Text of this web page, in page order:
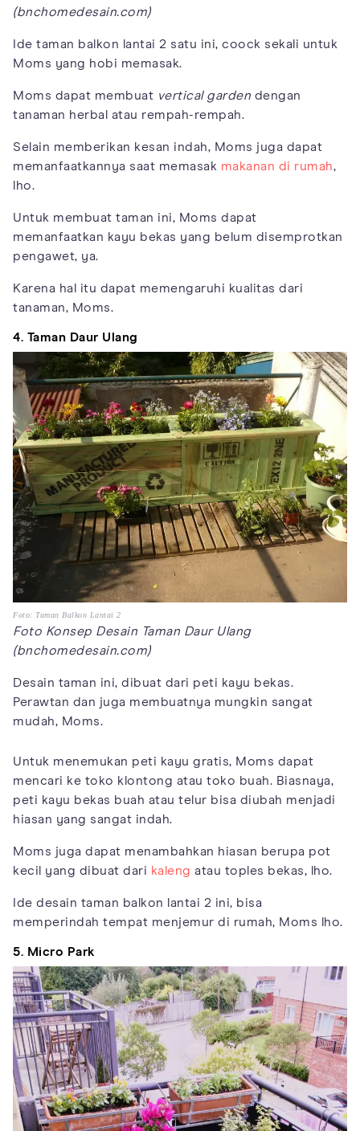
(bnchomedesain.com)
Ide taman balkon lantai 2 satu ini, coock sekali untuk
Moms yang hobi memasak.
Moms dapat membuat vertical garden dengan
tanaman herbal atau rempah-rempah.
Selain memberikan kesan indah, Moms juga dapat
memanfaatkannya saat memasak makanan di rumah,
lho.
Untuk membuat taman ini, Moms dapat
memanfaatkan kayu bekas yang belum disemprotkan
pengawet, ya.
Karena hal itu dapat memengaruhi kualitas dari
tanaman, Moms.
4. Taman Daur Ulang
Foto: Taman Balkon Lantai 2
Foto Konsep Desain Taman Daur Ulang
(bnchomedesain.com)
Desain taman ini, dibuat dari peti kayu bekas.
Perawtan dan juga membuatnya mungkin sangat
mudah, Moms.
Untuk menemukan peti kayu gratis, Moms dapat
mencari ke toko klontong atau toko buah. Biasnaya,
peti kayu bekas buah atau telur bisa diubah menjadi
hiasan yang sangat indah.
Moms juga dapat menambahkan hiasan berupa pot
kecil yang dibuat dari kaleng atau toples bekas, lho.
Ide desain taman balkon lantai 2 ini, bisa
memperindah tempat menjemur di rumah, Moms lho.
5. Micro Park